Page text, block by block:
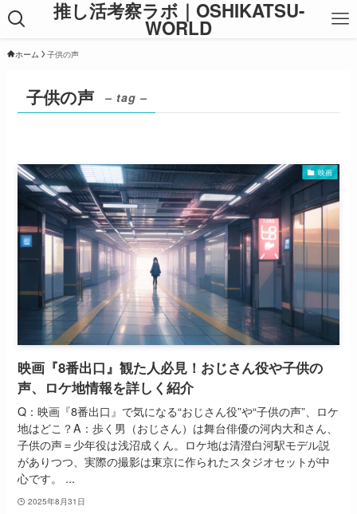
推し活考察ラボ｜OSHIKATSU-
WORLD
ホーム 子供の声
子供の声 – tag –
映画
映画『8番出口』観た人必見！おじさん役や子供の
声、ロケ地情報を詳しく紹介
Q：映画『8番出口』で気になる“おじさん役”や“子供の声”、ロケ
地はどこ？A：歩く男（おじさん）は舞台俳優の河内大和さん、
子供の声＝少年役は浅沼成くん。ロケ地は清澄白河駅モデル説
がありつつ、実際の撮影は東京に作られたスタジオセットが中
心です。 ...
2025年8月31日